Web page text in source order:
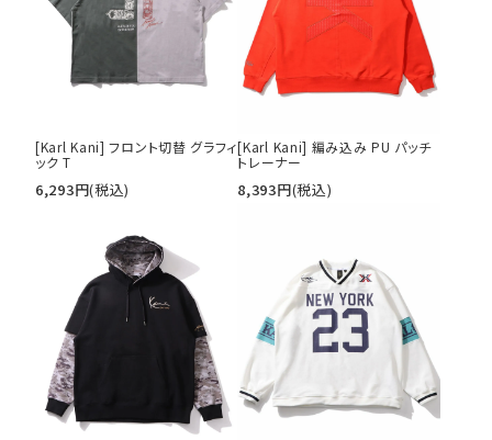
[Karl Kani] フロント切替 グラフィ
ック T
6,293円(税込)
[Karl Kani] 編み込み PU パッチ
トレーナー
8,393円(税込)